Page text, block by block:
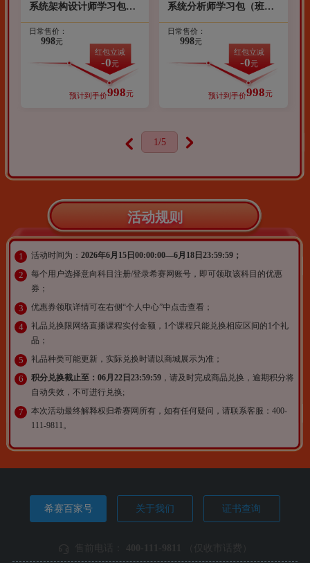
系统架构设计师学习包
（班型：无忧通关班）
日常售价：
998元
红包立减
-0元
预计到手价998元
系统分析师学习包（班
型：无忧通关班）
日常售价：
998元
红包立减
-0元
预计到手价998元
1/5
活动规则
1 活动时间为：2026年6月15日00:00:00—6月18日23:59:59；
2
每个用户选择意向科目注册/登录希赛网账号，即可领取该科目的优惠
券；
3 优惠券领取详情可在右侧“个人中心”中点击查看；
4
礼品兑换限网络直播课程实付金额，1个课程只能兑换相应区间的1个礼
品；
5 礼品种类可能更新，实际兑换时请以商城展示为准；
6 积分兑换截止至：06月22日23:59:59 ，请及时完成商品兑换，逾期积分将
自动失效，不可进行兑换;
7
本次活动最终解释权归希赛网所有，如有任何疑问，请联系客服：400-
111-9811。
希赛百家号 关于我们 证书查询
400-111-9811 （仅收市话费）